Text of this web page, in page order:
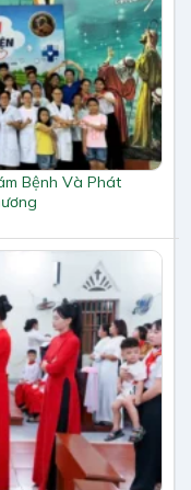
Bệnh Và Phát